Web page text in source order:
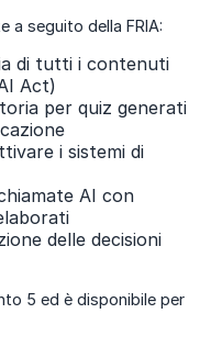
a seguito della FRIA:
di tutti i contenuti
Act)
per quiz generati
i sistemi di
AI con
delle decisioni
5 ed è disponibile per